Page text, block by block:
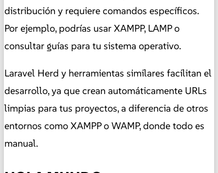
distribución y requiere comandos específicos.
Por ejemplo, podrías usar XAMPP, LAMP o
consultar guías para tu sistema operativo.
Laravel Herd y herramientas similares facilitan el
desarrollo, ya que crean automáticamente URLs
limpias para tus proyectos, a diferencia de otros
entornos como XAMPP o WAMP, donde todo es
manual.